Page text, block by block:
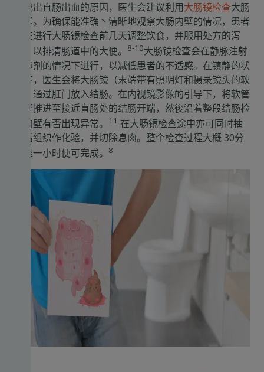
要找出直肠出血的原因，医生会建议利用大肠镜检查大肠
内壁。为确保能准确丶清晰地观察大肠内壁的情况，患者
需在进行大肠镜检查前几天调整饮食，并服用处方的泻
药，以排清肠道中的大便。
8-10大肠镜检查会在静脉注射
镇静剂的情况下进行，以减低患者的不适感。在镇静的状
态下，医生会将大肠镜（末端带有照明灯和摄录镜头的软
管）通过肛门放入结肠。在内视镜影像的引导下，将软管
轻轻推进至接近盲肠处的结肠开端，然後沿着整段结肠检
查内壁有否出现异常。
11 在大肠镜检查途中亦可同时抽
取活组织作化验，并切除息肉。整个检查过程大概 30分
钟至一小时便可完成。
8